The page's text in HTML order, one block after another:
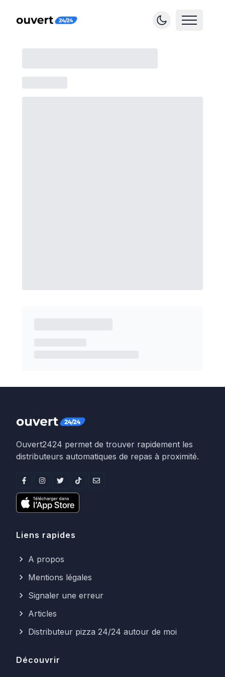
Ouvert2424 permet de trouver rapidement les
distributeurs automatiques de repas à proximité.
Liens rapides
A propos
Mentions légales
Signaler une erreur
Articles
Distributeur pizza 24/24 autour de moi
Découvrir